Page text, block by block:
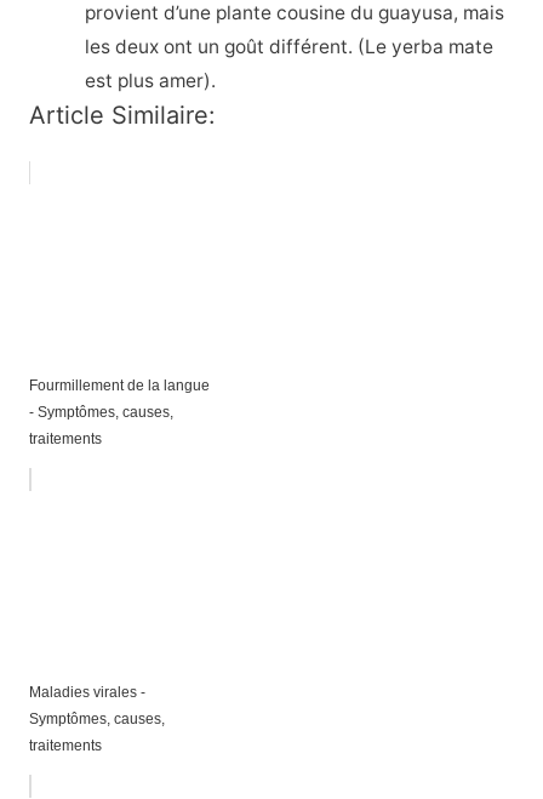
provient d’une plante cousine du guayusa, mais
les deux ont un goût différent. (Le yerba mate
est plus amer).
Article Similaire:
Fourmillement de la langue
- Symptômes, causes,
traitements
Maladies virales -
Symptômes, causes,
traitements